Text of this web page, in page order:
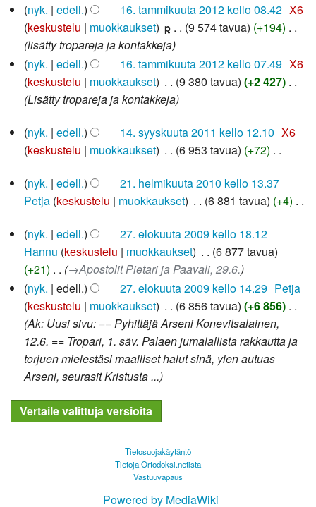
nyk. edell. 16. tammikuuta 2012 kello 08.42‎ X6
keskustelu
muokkaukset p 9 574 tavua +194
lisätty tropareja ja kontakkeja
nyk. edell. 16. tammikuuta 2012 kello 07.49‎ X6
keskustelu
muokkaukset 9 380 tavua +2 427 ‎
Lisätty tropareja ja kontakkeja
14.
syyskuuta
2011
nyk. edell. 14. syyskuuta 2011 kello 12.10 X6
keskustelu
muokkaukset 6 953 tavua +72
i
m
o
k
k
a
u
s
y
h
t
e
e
21.
helmikuuta
2010
nyk. edell.
21. helmikuuta 2010 kello 13.37
Petja keskustelu muokkaukset 6 881 tavua +4
i
m
u
o
k
k
a
u
s
h
27.
elokuuta
2009
nyk. edell.
27. elokuuta 2009 kello 18.12
Hannu keskustelu muokkaukset
6 877 tavua
+21
→‎Apostolit Pietari ja Paavali, 29.6.
nyk. edell. 27. elokuuta 2009 kello 14.29‎ Petja
keskustelu
muokkaukset 6 856 tavua +6 856 ‎
Ak: Uusi sivu: == Pyhittäjä Arseni Konevitsalainen,
12.6. == Tropari, 1. säv. Palaen jumalallista rakkautta ja
torjuen mielestäsi maalliset halut sinä, ylen autuas
Arseni, seurasit Kristusta ...
Tietosuojakäytäntö
Tietoja Ortodoksi.netista
Vastuuvapaus
Powered by MediaWiki